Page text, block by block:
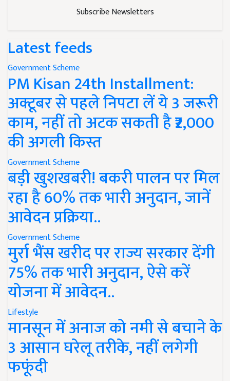
Subscribe Newsletters
Latest feeds
Government Scheme
PM Kisan 24th Installment:
अक्टूबर से पहले निपटा लें ये 3 जरूरी
काम, नहीं तो अटक सकती है ₹2,000
की अगली किस्त
Government Scheme
बड़ी खुशखबरी! बकरी पालन पर मिल
रहा है 60% तक भारी अनुदान, जानें
आवेदन प्रक्रिया..
Government Scheme
मुर्रा भैंस खरीद पर राज्य सरकार देंगी
75% तक भारी अनुदान, ऐसे करें
योजना में आवेदन..
Lifestyle
मानसून में अनाज को नमी से बचाने के
3 आसान घरेलू तरीके, नहीं लगेगी
फफूंदी